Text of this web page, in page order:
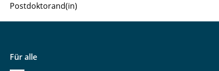
Postdoktorand(in)
Für alle